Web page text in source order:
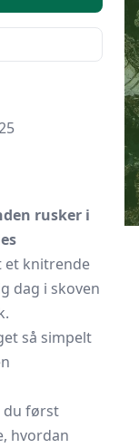
rusker i
et knitrende
dag i skoven
så simpelt
du først
hvordan